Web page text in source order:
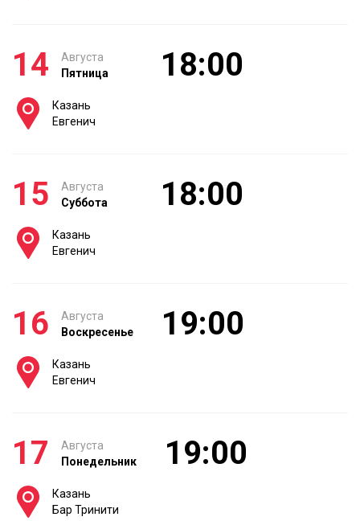
14
Августа
Пятница
18:00
Казань
Евгенич
15
Августа
Суббота
18:00
Казань
Евгенич
16
Августа
Воскресенье
19:00
Казань
Евгенич
17
Августа
Понедельник
19:00
Казань
Бар Тринити